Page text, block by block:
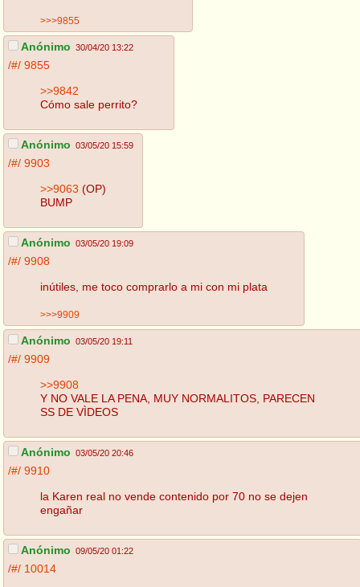
>>>9855
Anónimo 30/04/20 13:22
/#/ 9855
>>9842
Cómo sale perrito?
Anónimo 03/05/20 15:59
/#/ 9903
>>9063 (OP)
BUMP
Anónimo 03/05/20 19:09
/#/ 9908
inútiles, me toco comprarlo a mi con mi plata
>>>9909
Anónimo 03/05/20 19:11
/#/ 9909
>>9908
Y NO VALE LA PENA, MUY NORMALITOS, PARECEN
SS DE VÌDEOS
Anónimo 03/05/20 20:46
/#/ 9910
la Karen real no vende contenido por 70 no se dejen
engañar
Anónimo 09/05/20 01:22
/#/ 10014